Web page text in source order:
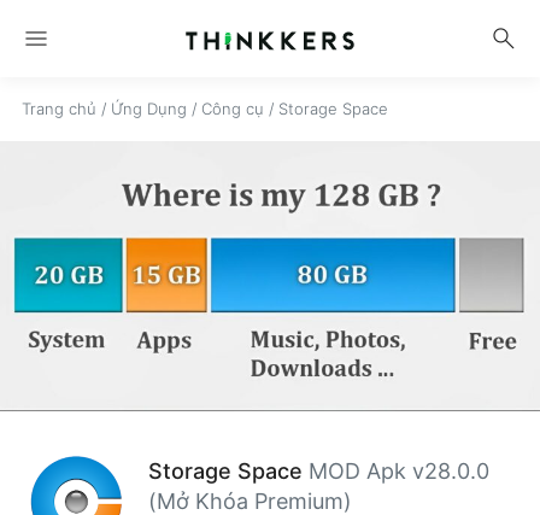
menu search
Trang chủ / Ứng Dụng / Công cụ / Storage Space
Storage Space MOD Apk v28.0.0
(Mở Khóa Premium)